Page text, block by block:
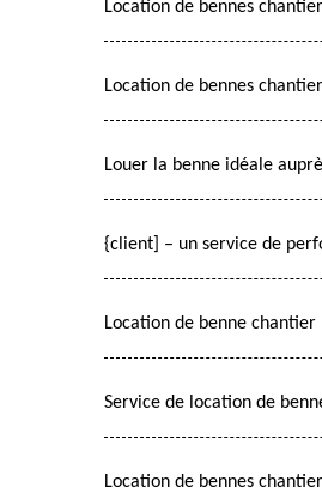
Location de bennes
Location de bennes
Louer la benne idéale
{client] – un service de
Location de benne
Service de location de
Location de bennes